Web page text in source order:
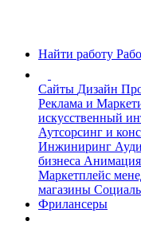
Найти работу
Сайты Дизайн
Реклама и
искусственный
Аутсорсинг и
Инжиниринг
бизнеса Анимация
Маркетплейс
магазины
Фрилансеры